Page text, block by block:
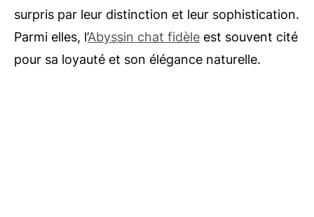
surpris par leur distinction et leur sophistication.
Parmi elles, l’Abyssin chat fidèle est souvent cité
pour sa loyauté et son élégance naturelle.